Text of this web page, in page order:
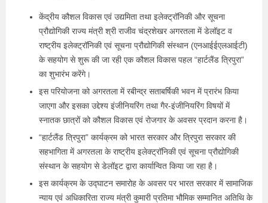
केंद्रीय कौशल विकास एवं उद्यमिता तथा इलेक्ट्रॉनिकी और सूचना
प्रौद्योगिकी राज्य मंत्री श्री राजीव चंद्रशेखर अगरतला में डेलॉइट व
राष्ट्रीय इलेक्ट्रॉनिकी एवं सूचना प्रौद्योगिकी संस्थान (एनआईईएलआईटी)
के सहयोग से शुरू की जा रही एक कौशल विकास पहल “हार्टलैंड त्रिपुरा”
का शुभारंभ करेंगे।
इस परियोजना को अगरतला में रबीन्द्र सताबर्षिकी भवन में प्रारंभ किया
जाएगा और इसका उद्देश्य इंजीनियरिंग तथा गैर-इंजीनियरिंग विषयों में
स्नातक छात्रों को कौशल विकास एवं रोजगार के अवसर प्रदान करना है।
“हार्टलैंड त्रिपुरा” कार्यक्रम को भारत सरकार और त्रिपुरा सरकार की
सहभागिता में अगरतला के राष्ट्रीय इलेक्ट्रॉनिकी एवं सूचना प्रौद्योगिकी
संस्थान के सहयोग से डेलॉइट द्वारा कार्यान्वित किया जा रहा है।
इस कार्यक्रम के उद्घाटन समारोह के अवसर पर भारत सरकार में सामाजिक
न्याय एवं अधिकारिता राज्य मंत्री कुमारी प्रतिमा भौमिक सम्मानित अतिथि के